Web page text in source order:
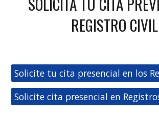
REGISTRO CIVIL